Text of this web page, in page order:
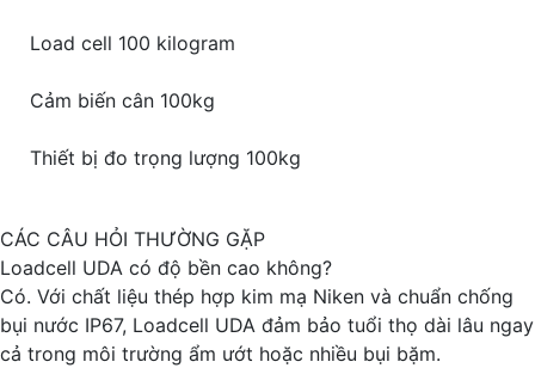
Load cell 100 kilogram
Cảm biến cân 100kg
Thiết bị đo trọng lượng 100kg
CÁC CÂU HỎI THƯỜNG GẶP
Loadcell UDA có độ bền cao không?
Có. Với chất liệu thép hợp kim mạ Niken và chuẩn chống
bụi nước IP67, Loadcell UDA đảm bảo tuổi thọ dài lâu ngay
cả trong môi trường ẩm ướt hoặc nhiều bụi bặm.